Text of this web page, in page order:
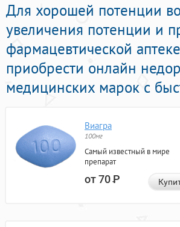
Для хорошей потенции
увеличения потенции и
фармацевтической
приобрести онлайн
медицинских марок с
Виагра
100мг
Самый известный в мире
препарат
от 70Р